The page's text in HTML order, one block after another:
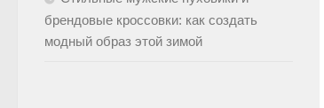
брендовые кроссовки: как создать
модный образ этой зимой